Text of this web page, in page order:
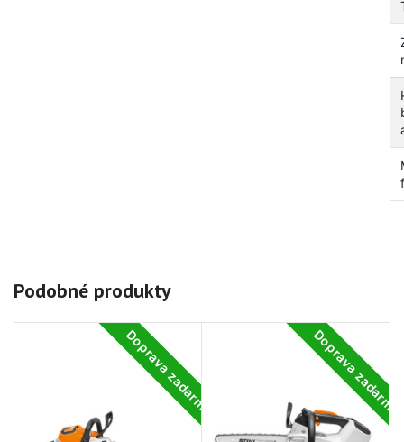
Podobné produkty
Doprava zadarmo Doprava zadarmo